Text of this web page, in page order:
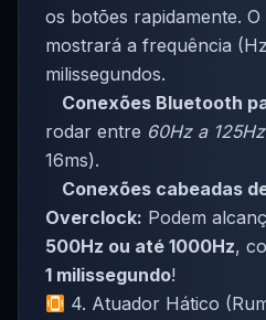
os botões rapidamente.
mostrará a frequência
milissegundos.
Conexões Bluetooth
rodar entre 60Hz a 125Hz
16ms).
Conexões cabeadas
Overclock: Podem
500Hz ou até 1000Hz,
1 milissegundo!
4. Atuador Hático